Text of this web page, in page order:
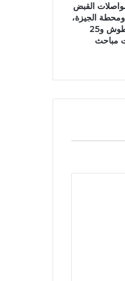
القبض
الجيزة،
بحوزتهما 23 طلقة خرطوش و25
مباحث